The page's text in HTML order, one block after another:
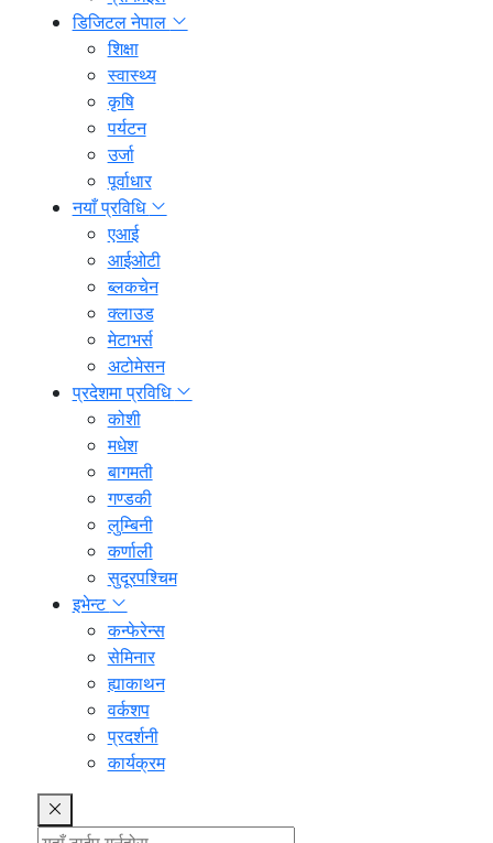
डिजिटल नेपाल
शिक्षा
स्वास्थ्य
कृषि
पर्यटन
उर्जा
पूर्वाधार
नयाँ प्रविधि
एआई
आईओटी
ब्लकचेन
क्लाउड
मेटाभर्स
अटोमेसन
प्रदेशमा प्रविधि
कोशी
मधेश
बागमती
गण्डकी
लुम्बिनी
कर्णाली
सुदूरपश्चिम
इभेन्ट
कन्फेरेन्स
सेमिनार
ह्याकाथन
वर्कशप
प्रदर्शनी
कार्यक्रम